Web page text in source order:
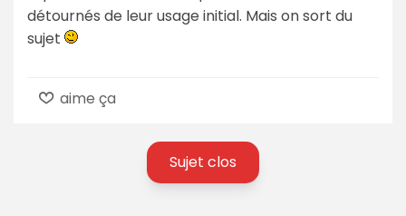
détournés de leur usage initial. Mais on sort du
sujet
aime ça
Sujet clos